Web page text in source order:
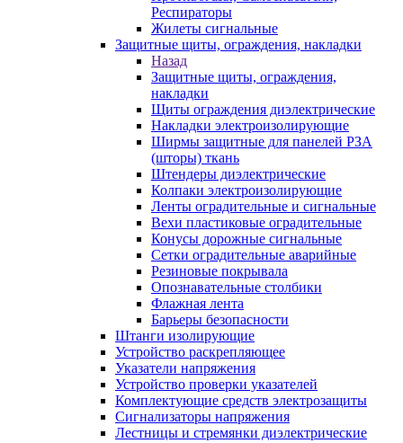
Респираторы
Жилеты сигнальные
Защитные щиты, ограждения, накладки
Назад
Защитные щиты, ограждения,
накладки
Щиты ограждения диэлектрические
Накладки электроизолирующие
Ширмы защитные для панелей РЗА
(шторы) ткань
Штендеры диэлектрические
Колпаки электроизолирующие
Ленты оградительные и сигнальные
Вехи пластиковые оградительные
Конусы дорожные сигнальные
Сетки оградительные аварийные
Резиновые покрывала
Опознавательные столбики
Флажная лента
Барьеры безопасности
Штанги изолирующие
Устройство раскрепляющее
Указатели напряжения
Устройство проверки указателей
Комплектующие средств электрозащиты
Сигнализаторы напряжения
Лестницы и стремянки диэлектрические